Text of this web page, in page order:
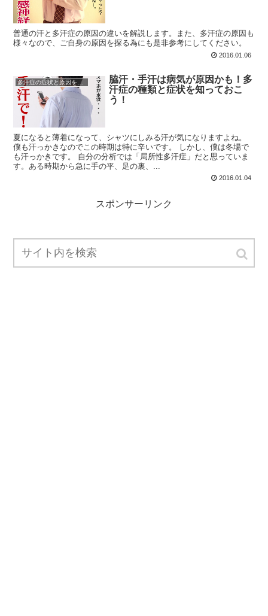
普通の汗と多汗症の原因の違いを解説します。また、多汗症の原因も
様々なので、ご自身の原因を探る為にも是非参考にしてください。
2016.01.06
多汗症の症状と原因を知る
脇汗・手汗は病気が原因かも！多
汗症の種類と症状を知っておこ
う！
夏になると薄着になって、シャツにしみる汗が気になりますよね。
僕も汗っかきなのでこの時期は特に辛いです。 しかし、僕は冬場で
も汗っかきです。 自分の分析では「局所性多汗症」だと思っていま
す。ある時期から急に手の平、足の裏、...
2016.01.04
スポンサーリンク